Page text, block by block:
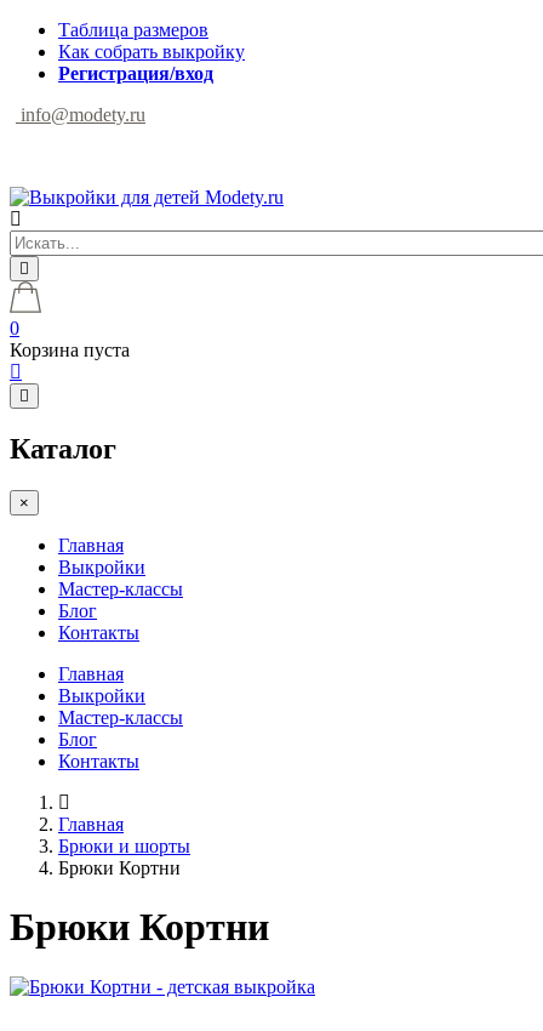
Таблица размеров
Как собрать выкройку
Регистрация/вход
info@modety.ru
0
Корзина пуста
Каталог
×
Главная
Выкройки
Мастер-классы
Блог
Контакты
Главная
Выкройки
Мастер-классы
Блог
Контакты
Главная
Брюки и шорты
Брюки Кортни
Брюки Кортни